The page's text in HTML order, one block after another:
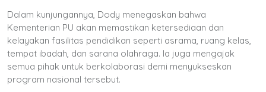
Dalam kunjungannya, Dody menegaskan bahwa
Kementerian PU akan memastikan ketersediaan dan
kelayakan fasilitas pendidikan seperti asrama, ruang kelas,
tempat ibadah, dan sarana olahraga. Ia juga mengajak
semua pihak untuk berkolaborasi demi menyukseskan
program nasional tersebut.